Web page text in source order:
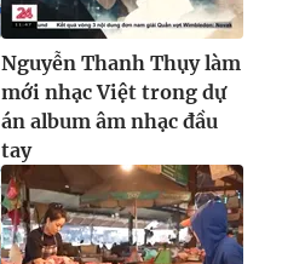
Nguyễn Thanh Thụy làm
mới nhạc Việt trong dự
án album âm nhạc đầu
tay